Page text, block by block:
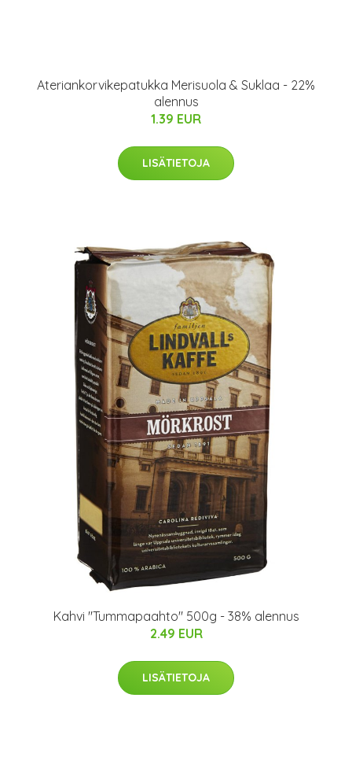
Ateriankorvikepatukka Merisuola & Suklaa - 22%
alennus
1.39 EUR
LISÄTIETOJA
Kahvi "Tummapaahto" 500g - 38% alennus
2.49 EUR
LISÄTIETOJA